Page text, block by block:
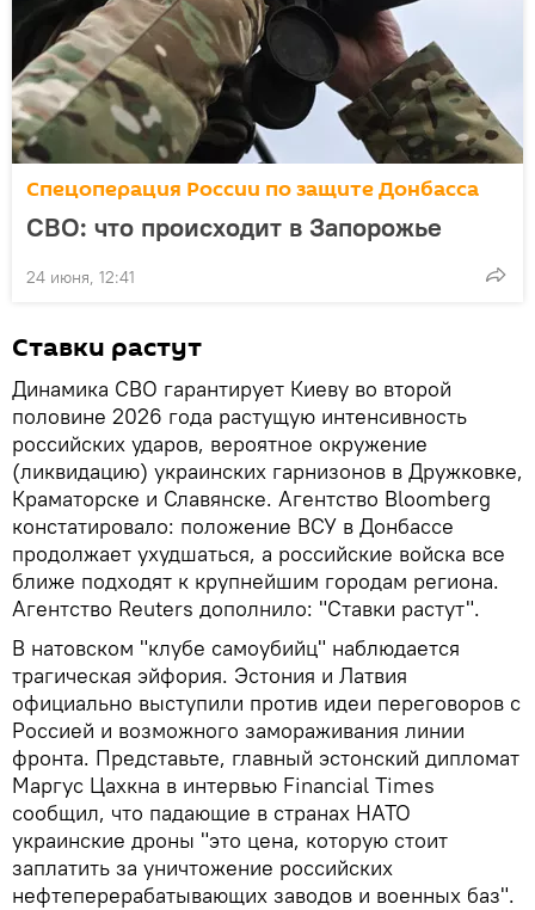
Спецоперация России по защите Донбасса
СВО: что происходит в Запорожье
24 июня, 12:41
Ставки растут
Динамика СВО гарантирует Киеву во второй
половине 2026 года растущую интенсивность
российских ударов, вероятное окружение
(ликвидацию) украинских гарнизонов в Дружковке,
Краматорске и Славянске. Агентство Bloomberg
констатировало: положение ВСУ в Донбассе
продолжает ухудшаться, а российские войска все
ближе подходят к крупнейшим городам региона.
Агентство Reuters дополнило: "Ставки растут".
В натовском "клубе самоубийц" наблюдается
трагическая эйфория. Эстония и Латвия
официально выступили против идеи переговоров с
Россией и возможного замораживания линии
фронта. Представьте, главный эстонский дипломат
Маргус Цахкна в интервью Financial Times
сообщил, что падающие в странах НАТО
украинские дроны "это цена, которую стоит
заплатить за уничтожение российских
нефтеперерабатывающих заводов и военных баз".